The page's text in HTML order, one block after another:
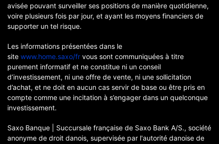
avisée pouvant surveiller ses positions de manière quotidienne,
voire plusieurs fois par jour, et ayant les moyens financiers de
supporter un tel risque.
Les informations présentées dans le
site www.home.saxo/fr vous sont communiquées à titre
purement informatif et ne constitue ni un conseil
d’investissement, ni une offre de vente, ni une sollicitation
d’achat, et ne doit en aucun cas servir de base ou être pris en
compte comme une incitation à s’engager dans un quelconque
investissement.
Saxo Banque | Succursale française de Saxo Bank A/S., société
anonyme de droit danois, supervisée par l'autorité danoise de